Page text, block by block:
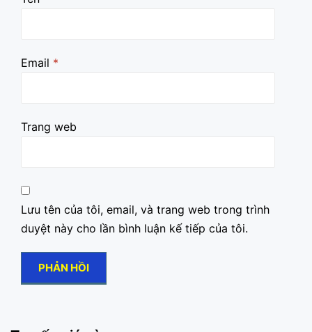
Email *
Trang web
Lưu tên của tôi, email, và trang web trong trình
duyệt này cho lần bình luận kế tiếp của tôi.